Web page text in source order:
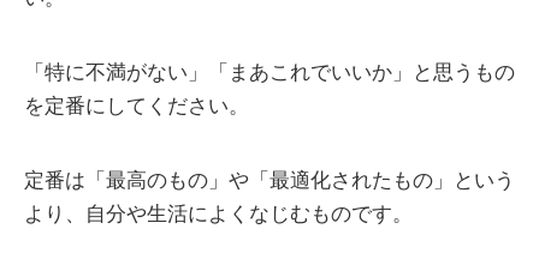
「特に不満がない」「まあこれでいいか」と思うもの
を定番にしてください。
定番は「最高のもの」や「最適化されたもの」という
より、自分や生活によくなじむものです。